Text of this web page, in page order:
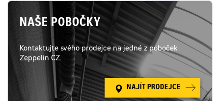
připraven
pro
NAŠE POBOČKY
Kontaktujte svého prodejce na jedné z poboček
Zeppelin CZ.
NAJÍT PRODEJCE